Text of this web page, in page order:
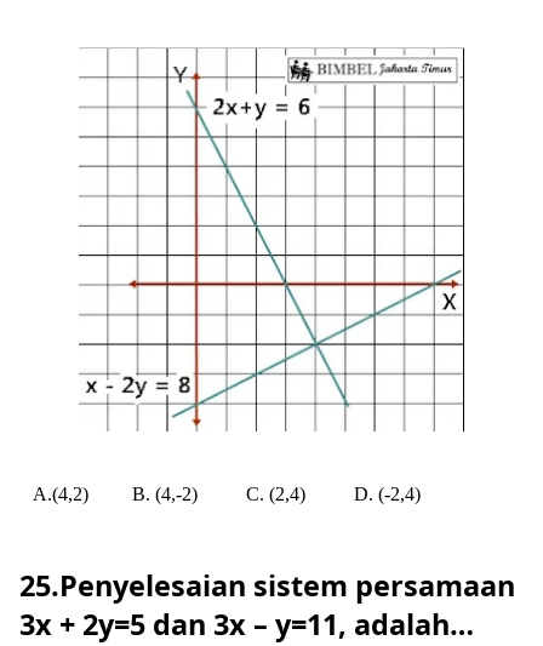
A.(4,2) B. (4,-2) C. (2,4) D. (-2,4)
25.Penyelesaian sistem persamaan
3x + 2y=5 dan 3x – y=11, adalah…